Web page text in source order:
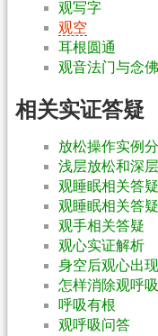
观写字
观空
耳根圆通
观音法门与念
相关实证答疑
放松操作实例
浅层放松和深
观睡眠相关答疑
观睡眠相关答
观手相关答疑
观心实证解析
身空后观心出
怎样消除观呼
呼吸有根
观呼吸问答